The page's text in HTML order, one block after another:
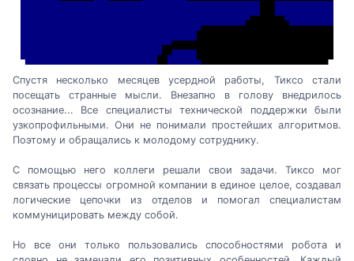
Спустя несколько месяцев усердной работы, Тиксо стали
посещать странные мысли. Внезапно в голову внедрилось
осознание... Все специалисты технической поддержки были
узкопрофильными. Они не понимали простейших алгоритмов.
Поэтому и обращались к молодому сотруднику.
С помощью него коллеги решали свои задачи. Тиксо мог
связать процессы огромной компании в единое целое, создавал
логические цепочки из отделов и помогал специалистам
коммуницировать между собой.
Но все они только пользовались способностями робота и